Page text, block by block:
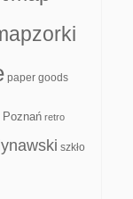
paper goods
Poznań retro
szkło